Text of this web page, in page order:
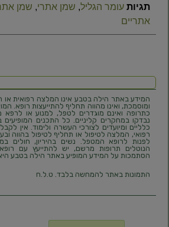
תגיות עומר הגליל, שמן אתרי, שמן
אתריים
המידע באתר הילה בטבע אינו המלצה רפואית או
ומוסמכת, ואינו מהווה תחליף להתייעצות רופא.
כתרופה ואינם מוגדרים לטפל, למנוע או לרפא
נבדקו במחקרים קליניים. כל התכנים המופיעים
כלליים ומיועדים לצורכי העשרה ולימוד. אין
רפואי, המלצה לטיפול או תחליף לטיפול בהווה
לפנות לרופא המטפל. נשים בהיריון, חולים
הנוטלים תרופות מרשם, יש להתייעץ עם
הסתמכות על המידע המופיע באתר הילה בטבע
התמונות באתר להמחשה בלבד. ט.ל.ח